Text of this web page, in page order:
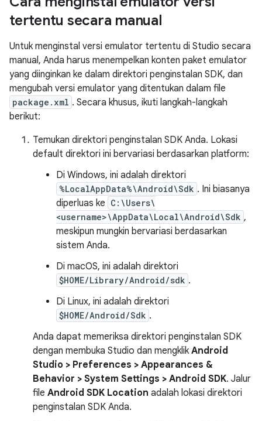
tertentu secara manual
Untuk menginstal versi emulator tertentu di Studio secara
manual, Anda harus menempelkan konten paket emulator
yang diinginkan ke dalam direktori penginstalan SDK, dan
mengubah versi emulator yang ditentukan dalam file
package.xml . Secara khusus, ikuti langkah-langkah
berikut:
Temukan direktori penginstalan SDK Anda. Lokasi
default direktori ini bervariasi berdasarkan platform:
Di Windows, ini adalah direktori
%LocalAppData%\Android\Sdk . Ini biasanya
diperluas ke C:\Users\
<username>\AppData\Local\Android\Sdk ,
meskipun mungkin bervariasi berdasarkan
sistem Anda.
Di macOS, ini adalah direktori
$HOME/Library/Android/sdk .
Di Linux, ini adalah direktori
$HOME/Android/Sdk .
Anda dapat memeriksa direktori penginstalan SDK
dengan membuka Studio dan mengklik Android
Studio > Preferences > Appearances &
Behavior > System Settings > Android SDK. Jalur
file Android SDK Location adalah lokasi direktori
penginstalan SDK Anda.